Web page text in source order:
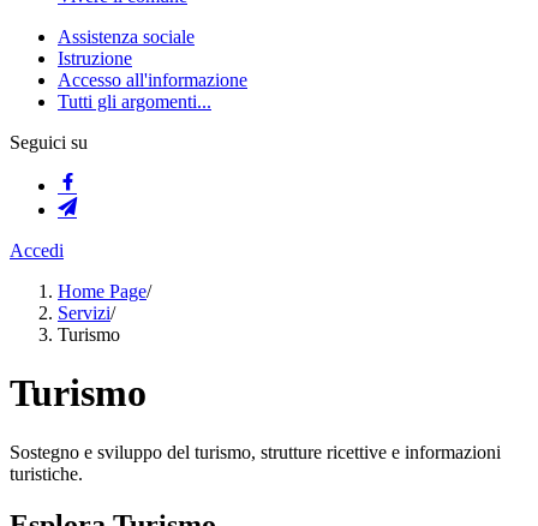
Assistenza sociale
Istruzione
Accesso all'informazione
Tutti gli argomenti...
Seguici su
Accedi
Home Page/
Servizi/
Turismo
Turismo
Sostegno e sviluppo del turismo, strutture ricettive e informazioni
turistiche.